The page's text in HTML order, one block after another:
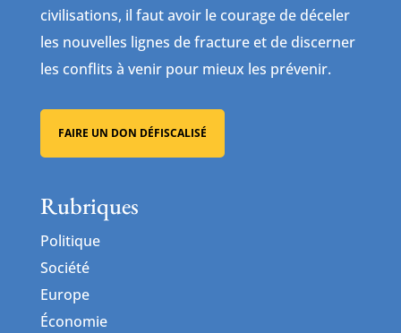
civilisations, il faut avoir le courage de déceler
les nouvelles lignes de fracture et de discerner
les conflits à venir pour mieux les prévenir.
FAIRE UN DON DÉFISCALISÉ
Rubriques
Politique
Société
Europe
Économie